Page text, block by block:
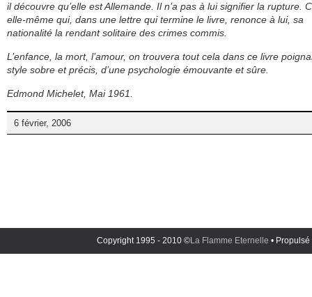
il découvre qu’elle est Allemande. Il n’a pas à lui signifier la rupture.
elle-même qui, dans une lettre qui termine le livre, renonce à lui, sa
nationalité la rendant solitaire des crimes commis.
L’enfance, la mort, l’amour, on trouvera tout cela dans ce livre
style sobre et précis, d’une psychologie émouvante et sûre.
Edmond Michelet, Mai 1961.
6 février, 2006
Copyright 1995 - 2010 ©La Flamme Eternelle •